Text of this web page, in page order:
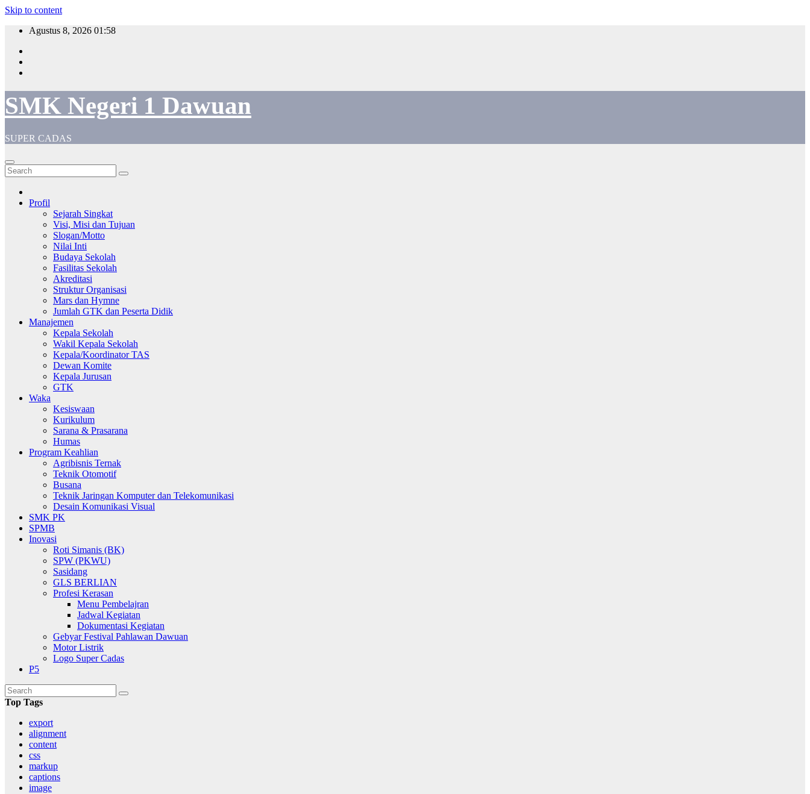
Skip to content
Agustus 8, 2026 01:58
SMK Negeri 1 Dawuan
SUPER CADAS
Profil
Sejarah Singkat
Visi, Misi dan Tujuan
Slogan/Motto
Nilai Inti
Budaya Sekolah
Fasilitas Sekolah
Akreditasi
Struktur Organisasi
Mars dan Hymne
Jumlah GTK dan Peserta Didik
Manajemen
Kepala Sekolah
Wakil Kepala Sekolah
Kepala/Koordinator TAS
Dewan Komite
Kepala Jurusan
GTK
Waka
Kesiswaan
Kurikulum
Sarana & Prasarana
Humas
Program Keahlian
Agribisnis Ternak
Teknik Otomotif
Busana
Teknik Jaringan Komputer dan Telekomunikasi
Desain Komunikasi Visual
SMK PK
SPMB
Inovasi
Roti Simanis (BK)
SPW (PKWU)
Sasidang
GLS BERLIAN
Profesi Kerasan
Menu Pembelajran
Jadwal Kegiatan
Dokumentasi Kegiatan
Gebyar Festival Pahlawan Dawuan
Motor Listrik
Logo Super Cadas
P5
Top Tags
export
alignment
content
css
markup
captions
image